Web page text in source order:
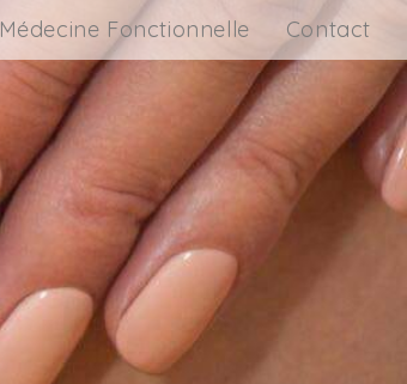
Médecine Fonctionnelle Contact